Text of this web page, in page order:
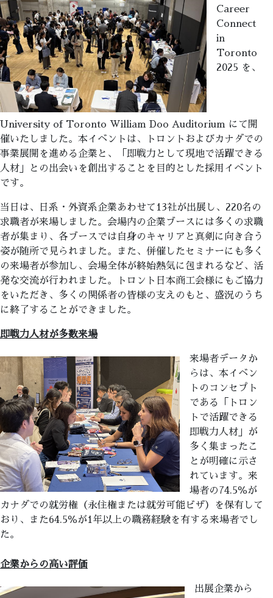
Career
Connect
in
Toronto
2025 を、
University of Toronto William Doo Auditorium にて開
催いたしました。本イベントは、トロントおよびカナダでの
事業展開を進める企業と、「即戦力として現地で活躍できる
人材」との出会いを創出することを目的とした採用イベント
です。
当日は、日系・外資系企業あわせて13社が出展し、220名の
求職者が来場しました。会場内の企業ブースには多くの求職
者が集まり、各ブースでは自身のキャリアと真剣に向き合う
姿が随所で見られました。また、併催したセミナーにも多く
の来場者が参加し、会場全体が終始熱気に包まれるなど、活
発な交流が行われました。トロント日本商工会様にもご協力
をいただき、多くの関係者の皆様の支えのもと、盛況のうち
に終了することができました。
即戦力人材が多数来場
来場者データか
らは、本イベン
トのコンセプト
である「トロン
トで活躍できる
即戦力人材」が
多く集まったこ
とが明確に示さ
れています。来
場者の74.5％が
カナダでの就労権（永住権または就労可能ビザ）を保有して
おり、また64.5％が1年以上の職務経験を有する来場者でし
た。
企業からの高い評価
出展企業から